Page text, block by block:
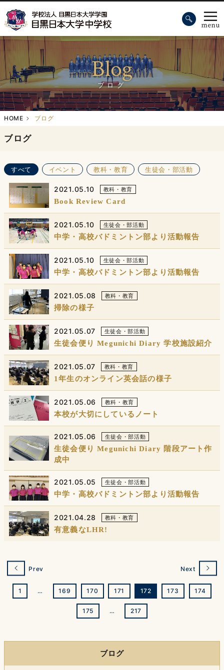
Blog
ブログ
HOME ブログ
ブログ
すべて イベント 教科・教育 生徒会・部活動
2021.05.10 教科・教育
Book Review Card
2021.05.10 生徒会・部活動
中学・高校バドミントン部より活動報告
2021.05.10 生徒会・部活動
中学・高校バドミントン部より活動報告
2021.05.08 教科・教育
掃除の様子
2021.05.07 生徒会・部活動
生徒会便り Megunichi Diary 学校施設紹介
2021.05.07 教科・教育
1年生のオンライン英会話の様子
2021.05.06 教科・教育
本校が大切にしているノート
2021.05.06 生徒会・部活動
生徒会便り Megunichi Diary 階段アート作
成中
2021.05.05 生徒会・部活動
中学・高校バドミントン部より活動報告
2021.04.28 教科・教育
有意義なLHR!
Prev
1 … 169 170 171 172 173 174
175 … 217
Next
ブログ